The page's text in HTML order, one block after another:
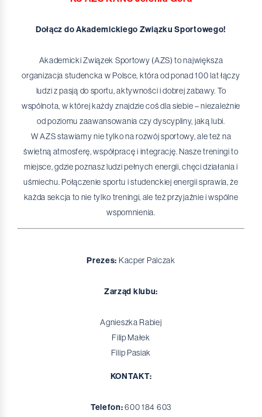
Dołącz do Akademickiego Związku Sportowego!
Akademicki Związek Sportowy (AZS) to największa
organizacja studencka w Polsce, która od ponad 100 lat łączy
ludzi z pasją do sportu, aktywności i dobrej zabawy. To
wspólnota, w której każdy znajdzie coś dla siebie – niezależnie
od poziomu zaawansowania czy dyscypliny, jaką lubi.
W AZS stawiamy nie tylko na rozwój sportowy, ale też na
świetną atmosferę, współpracę i integrację. Nasze treningi to
miejsce, gdzie poznasz ludzi pełnych energii, chęci działania i
uśmiechu. Połączenie sportu i studenckiej energii sprawia, że
każda sekcja to nie tylko treningi, ale też przyjaźnie i wspólne
wspomnienia.
Prezes: Kacper Palczak
Zarząd klubu:
Agnieszka Rabiej
Filip Małek
Filip Pasiak
KONTAKT:
Telefon:600 184 603